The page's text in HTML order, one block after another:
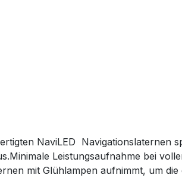
NaviLED Navigationslaternen
Leistungsaufnahme bei
mit Glühlampen aufnimmt, um